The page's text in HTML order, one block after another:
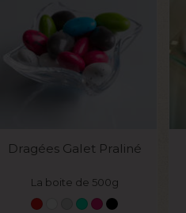
Dragées Galet Praliné
La boite de 500g